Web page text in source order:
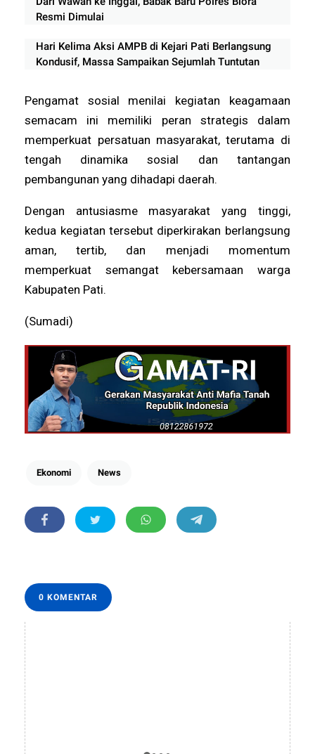
Resmi Dimulai
Hari Kelima Aksi AMPB di Kejari Pati Berlangsung
Kondusif, Massa Sampaikan Sejumlah Tuntutan
Pengamat sosial menilai kegiatan keagamaan
semacam ini memiliki peran strategis dalam
memperkuat persatuan masyarakat, terutama di
tengah dinamika sosial dan tantangan
pembangunan yang dihadapi daerah.
Dengan antusiasme masyarakat yang tinggi,
kedua kegiatan tersebut diperkirakan berlangsung
aman, tertib, dan menjadi momentum
memperkuat semangat kebersamaan warga
Kabupaten Pati.
(Sumadi)
Ekonomi News
0 KOMENTAR